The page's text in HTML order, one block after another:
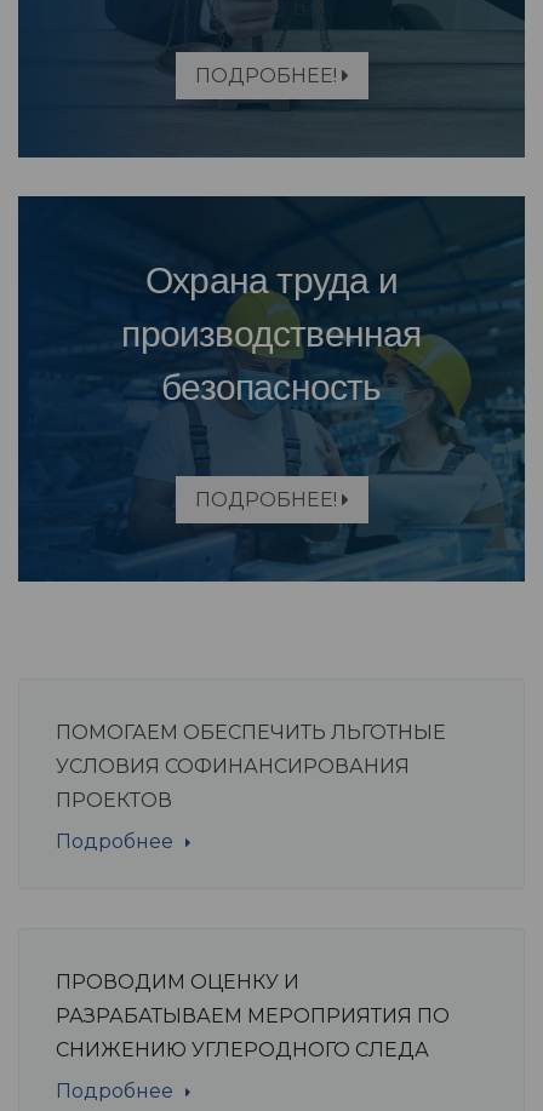
ПОДРОБНЕЕ!
Охрана труда и
производственная
безопасность
ПОДРОБНЕЕ!
ПОМОГАЕМ ОБЕСПЕЧИТЬ ЛЬГОТНЫЕ
УСЛОВИЯ СОФИНАНСИРОВАНИЯ
ПРОЕКТОВ
Подробнее
ПРОВОДИМ ОЦЕНКУ И
РАЗРАБАТЫВАЕМ МЕРОПРИЯТИЯ ПО
СНИЖЕНИЮ УГЛЕРОДНОГО СЛЕДА
Подробнее